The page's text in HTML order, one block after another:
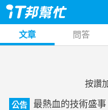
文章 問答
按讚
公告
最熱血的技術盛